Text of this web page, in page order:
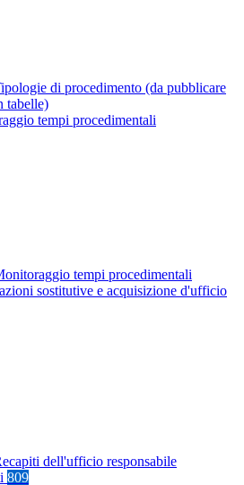
di procedimento (da pubblicare
tabelle)
tempi procedimentali
tempi procedimentali
sostitutive e acquisizione d'ufficio
dell'ufficio responsabile
809